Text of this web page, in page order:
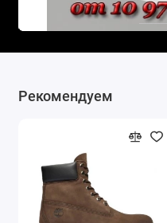
Рекомендуем